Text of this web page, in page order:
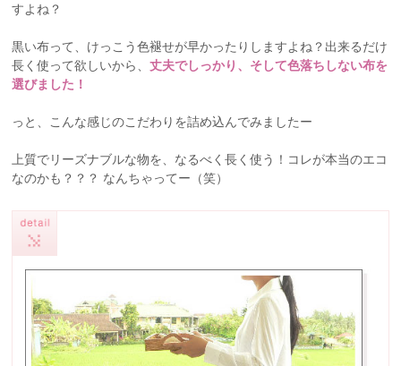
すよね？
黒い布って、けっこう色褪せが早かったりしますよね？出来るだけ
長く使って欲しいから、丈夫でしっかり、そして色落ちしない布を
選びました！
っと、こんな感じのこだわりを詰め込んでみましたー
上質でリーズナブルな物を、なるべく長く使う！コレが本当のエコ
なのかも？？？ なんちゃってー（笑）